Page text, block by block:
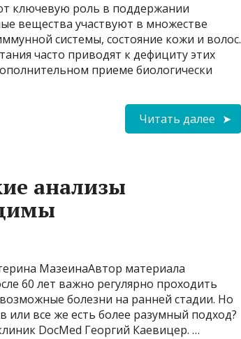
ключевую роль в поддержании
вещества участвуют в множестве
системы, состояние кожи и волос.
часто приводят к дефициту этих
приеме биологически
Читать далее
анализы
МазеинаАвтор материала
60 лет важно регулярно проходить
болезни на ранней стадии. Но
или все же есть более разумный подход?
DocMed Георгий Каевицер. …